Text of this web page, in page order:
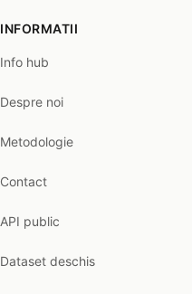
INFORMATII
Info hub
Despre noi
Metodologie
Contact
API public
Dataset deschis